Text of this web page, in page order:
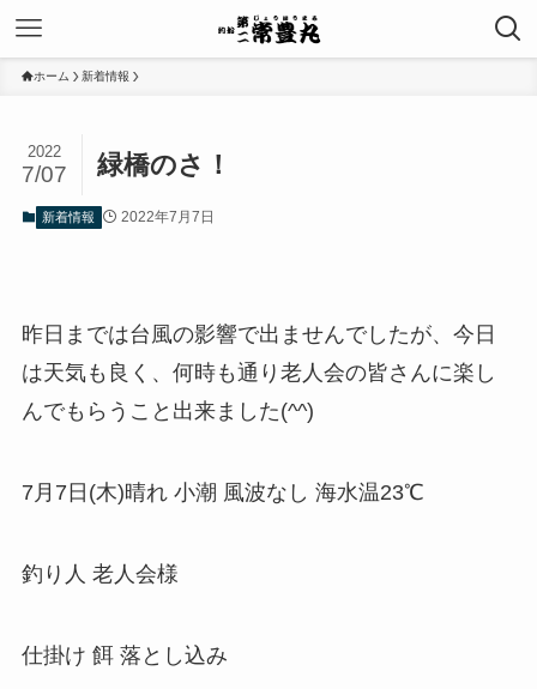
ホーム 新着情報
緑橋のさ！
2022
7/07
新着情報 2022年7月7日
昨日までは台風の影響で出ませんでしたが、今日
は天気も良く、何時も通り老人会の皆さんに楽し
んでもらうこと出来ました(^^)
7月7日(木)晴れ 小潮 風波なし 海水温23℃
釣り人 老人会様
仕掛け 餌 落とし込み